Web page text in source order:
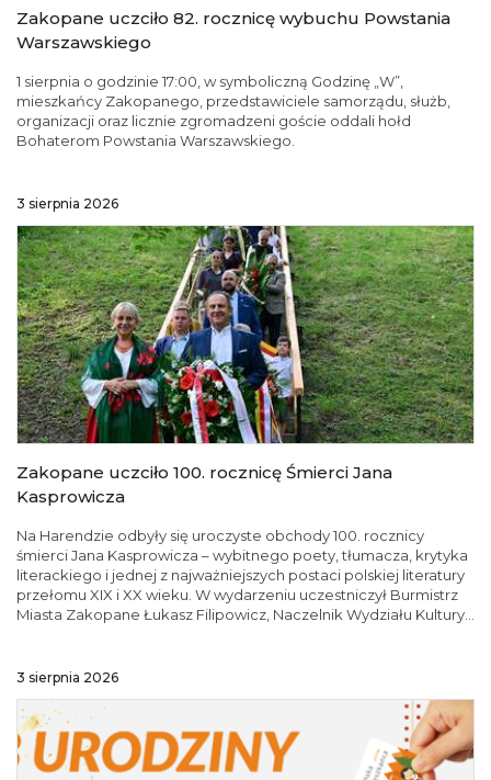
Zakopane uczciło 82. rocznicę wybuchu Powstania
Warszawskiego
1 sierpnia o godzinie 17:00, w symboliczną Godzinę „W”,
mieszkańcy Zakopanego, przedstawiciele samorządu, służb,
organizacji oraz licznie zgromadzeni goście oddali hołd
Bohaterom Powstania Warszawskiego.
3 sierpnia 2026
Zakopane uczciło 100. rocznicę Śmierci Jana
Kasprowicza
Na Harendzie odbyły się uroczyste obchody 100. rocznicy
śmierci Jana Kasprowicza – wybitnego poety, tłumacza, krytyka
literackiego i jednej z najważniejszych postaci polskiej literatury
przełomu XIX i XX wieku. W wydarzeniu uczestniczył Burmistrz
Miasta Zakopane Łukasz Filipowicz, Naczelnik Wydziału Kultury...
3 sierpnia 2026